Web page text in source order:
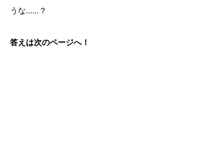
うな……？
答えは次のページへ！